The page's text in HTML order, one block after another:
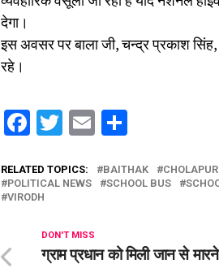
देगा।
इस अवसर पर बाला जी, चन्द्र प्रकाश
रहे।
Facebook
Twitter
Email
RELATED TOPICS: BAITHAK
POLITICAL NEWS
SCHOOL BUS
VIRODH
DON'T MISS
ग्राम प्रधान को मिली जान से